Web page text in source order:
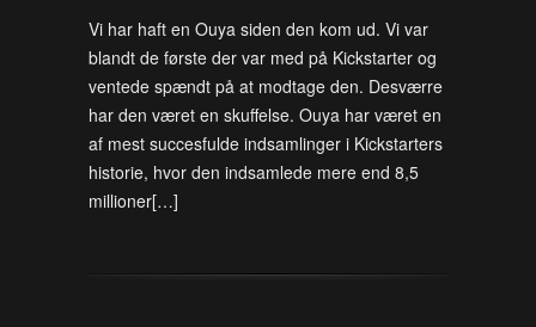
Vi har haft en Ouya siden den kom ud. Vi var
blandt de første der var med på Kickstarter og
ventede spændt på at modtage den. Desværre
har den været en skuffelse. Ouya har været en
af mest succesfulde indsamlinger i Kickstarters
historie, hvor den indsamlede mere end 8,5
millioner[…]